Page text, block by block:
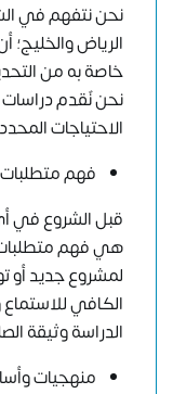
نحن نتفهم في
الرياض
خاصة به من
نحن نٌقدم
الاحتياجات
فهم
قبل الشروع في
هي فهم
لمشروع جديد أو
الكافي
الدراسة وثيقة
منهجيات